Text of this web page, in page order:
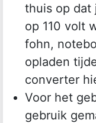
thuis op dat
op 110 volt
fohn,
opladen
converter
Voor het
gebruik